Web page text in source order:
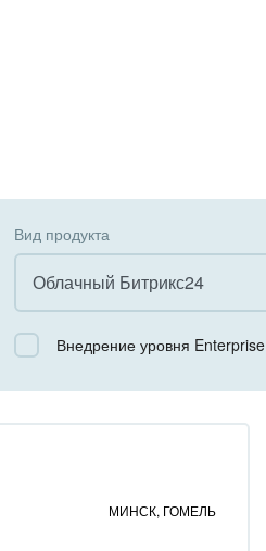
Вид продукта
Облачный Битрикс24
Все
Коробочная версия
Внедрение уровня Enterprise
МИНСК, ГОМЕЛЬ